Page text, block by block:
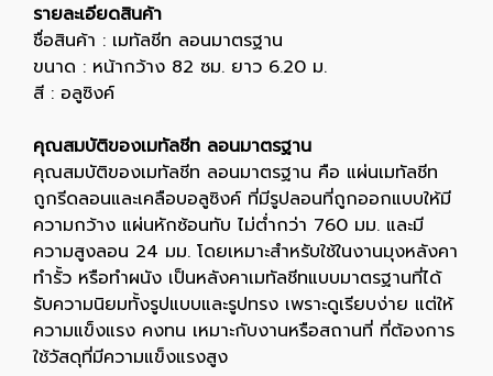
รายละเอียดสินค้า
ชื่อสินค้า : เมทัลชีท ลอนมาตรฐาน
ขนาด : หน้ากว้าง 82 ซม. ยาว 6.20 ม.
สี : อลูซิงค์
คุณสมบัติของเมทัลชีท ลอนมาตรฐาน
คุณสมบัติของเมทัลชีท ลอนมาตรฐาน คือ แผ่นเมทัลชีท
ถูกรีดลอนและเคลือบอลูซิงค์ ที่มีรูปลอนที่ถูกออกแบบให้มี
ความกว้าง แผ่นหักซ้อนทับ ไม่ต่ำกว่า 760 มม. และมี
ความสูงลอน 24 มม. โดยเหมาะสำหรับใช้ในงานมุงหลังคา
ทำรั้ว หรือทำผนัง เป็นหลังคาเมทัลชีทแบบมาตรฐานที่ได้
รับความนิยมทั้งรูปแบบและรูปทรง เพราะดูเรียบง่าย แต่ให้
ความแข็งแรง คงทน เหมาะกับงานหรือสถานที่ ที่ต้องการ
ใช้วัสดุที่มีความแข็งแรงสูง